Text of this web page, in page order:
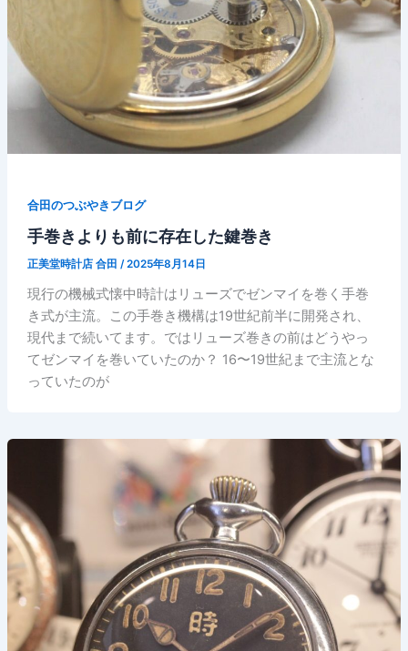
合田のつぶやきブログ
手巻きよりも前に存在した鍵巻き
正美堂時計店 合田 /2025年8月14日
現行の機械式懐中時計はリューズでゼンマイを巻く手巻
き式が主流。この手巻き機構は19世紀前半に開発され、
現代まで続いてます。ではリューズ巻きの前はどうやっ
てゼンマイを巻いていたのか？ 16〜19世紀まで主流とな
っていたのが